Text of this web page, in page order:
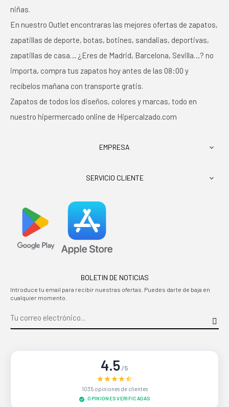
niñas.
En nuestro Outlet encontraras las mejores ofertas de zapatos,
zapatillas de deporte, botas, botines, sandalias, deportivas,
zapatillas de casa… ¿Eres de Madrid, Barcelona, Sevilla…? no
importa, compra tus zapatos hoy antes de las 08:00 y
recíbelos mañana con transporte gratis.
Zapatos de todos los diseños, colores y marcas, todo en
nuestro hipermercado online de Hipercalzado.com
EMPRESA 
SERVICIO CLIENTE 
BOLETIN DE NOTICIAS
Introduce tu email para recibir nuestras ofertas. Puedes darte de baja en
cualquier momento.
4.5/5
1035 opiniones de clientes
OPINIONES VERIFICADAS